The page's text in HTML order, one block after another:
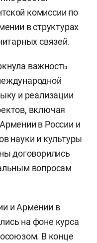
комиссии по
в структурах
связей.
важность
и реализации
включая
в России и
науки и культуры
договорились
вопросам
и Армении в
на фоне курса
В конце